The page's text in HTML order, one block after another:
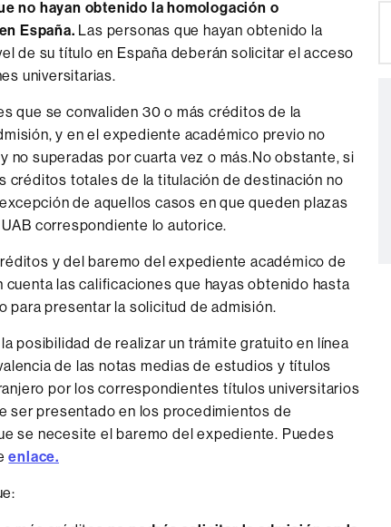
no hayan obtenido la homologación o
España. Las personas que hayan obtenido la
de su título en España deberán solicitar el acceso
universitarias.
que se convaliden 30 o más créditos de la
y en el expediente académico previo no
no superadas por cuarta vez o más.No obstante, si
créditos totales de la titulación de destinación no
de aquellos casos en que queden plazas
correspondiente lo autorice.
y del baremo del expediente académico de
las calificaciones que hayas obtenido hasta
para presentar la solicitud de admisión.
posibilidad de realizar un trámite gratuito en línea
de las notas medias de estudios y títulos
por los correspondientes títulos universitarios
ser presentado en los procedimientos de
se necesite el baremo del expediente. Puedes
enlace.